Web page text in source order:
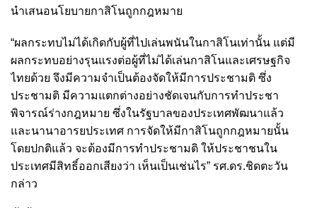
นำเสนอนโยบายกาสิโนถูกกฎหมาย
“ผลกระทบไม่ได้เกิดกับผู้ที่ไปเล่นพนันในกาสิโนเท่านั้น แต่มี
ผลกระทบอย่างรุนแรงต่อผู้ที่ไม่ได้เล่นกาสิโนและเศรษฐกิจ
ไทยด้วย จึงมีความจำเป็นต้องจัดให้มีการประชามติ ซึ่ง
ประชามติ มีความแตกต่างอย่างชัดเจนกับการทำประชา
พิจารณ์ร่างกฎหมาย ซึ่งในรัฐบาลของประเทศพัฒนาแล้ว
และนานาอารยประเทศ การจัดให้มีกาสิโนถูกกฎหมายนั้น
โดยปกติแล้ว จะต้องมีการทำประชามติ ให้ประชาชนใน
ประเทศมีสิทธิ์ออกเสียงว่า เห็นเป็นเช่นไร” รศ.ดร.ชิดตะวัน
กล่าว